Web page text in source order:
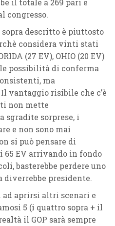
il totale a 269 pari e
congresso.
descritto è piuttosto
considera vinti stati
(27 EV), OHIO (20 EV)
possibilità di conferma
ma
vantaggio risibile che c’è
non mette
sgradite sorprese, i
e non sono mai
si può pensare di
EV arrivando in fondo
basterebbe perdere uno
diverrebbe presidente.
ad aprirsi altri scenari e
5 (i quattro sopra + il
il GOP sarà sempre